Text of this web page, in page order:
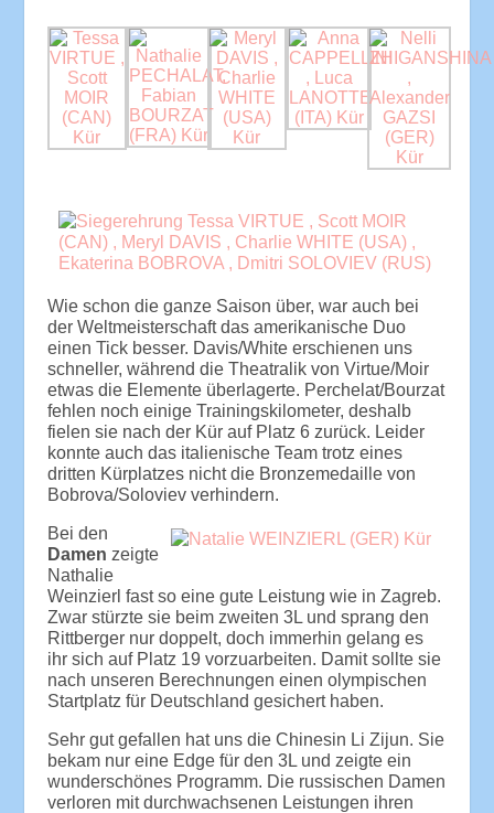
Wie schon die ganze Saison über, war auch bei
der Weltmeisterschaft das amerikanische Duo
einen Tick besser. Davis/White erschienen uns
schneller, während die Theatralik von Virtue/Moir
etwas die Elemente überlagerte. Perchelat/Bourzat
fehlen noch einige Trainingskilometer, deshalb
fielen sie nach der Kür auf Platz 6 zurück. Leider
konnte auch das italienische Team trotz eines
dritten Kürplatzes nicht die Bronzemedaille von
Bobrova/Soloviev verhindern.
Bei den
Damen zeigte
Nathalie
Weinzierl fast so eine gute Leistung wie in Zagreb.
Zwar stürzte sie beim zweiten 3L und sprang den
Rittberger nur doppelt, doch immerhin gelang es
ihr sich auf Platz 19 vorzuarbeiten. Damit sollte sie
nach unseren Berechnungen einen olympischen
Startplatz für Deutschland gesichert haben.
Sehr gut gefallen hat uns die Chinesin Li Zijun. Sie
bekam nur eine Edge für den 3L und zeigte ein
wunderschönes Programm. Die russischen Damen
verloren mit durchwachsenen Leistungen ihren